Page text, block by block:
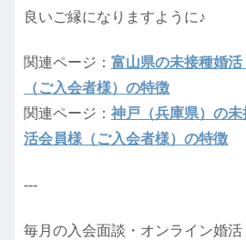
良いご縁になりますように♪
関連ページ： 富山県の未接種婚
（ご入会者様）の特徴
関連ページ： 神戸（兵庫県）の
活会員様（ご入会者様）の特徴
---
毎月の入会面談・オンライン婚